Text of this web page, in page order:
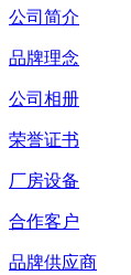
公司简介
品牌理念
公司相册
荣誉证书
厂房设备
合作客户
品牌供应商